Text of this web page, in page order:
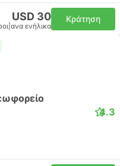
USD 30
ανα ενήλικα
Κράτηση
4.3